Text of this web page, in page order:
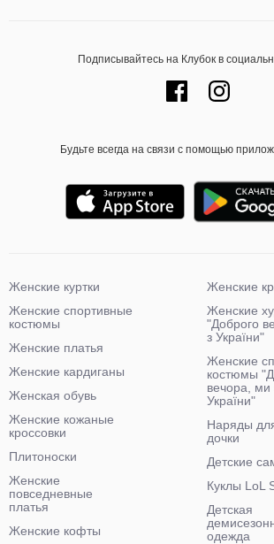
Подписывайтесь на Клубок в
Будьте всегда на связи с помощью
Женские куртки
Женские спортивные
костюмы
Женские платья
Женские кардиганы
Женская обувь
Женские кожаные
кроссовки
Плитоноски
Женские
повседневные
платья
Женские кофты
Женские
Женские
"Доброго
з України"
Женские
костюмы
вечора, ми
України"
Наряды
дочки
Детские
Куклы LoL
Детская
одежда